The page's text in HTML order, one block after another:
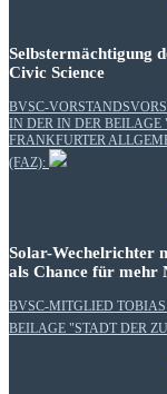
Selbstermächtigung
Civic Science
BVSC-
IN DER IN DER
FRANKFURTER
(FAZ):
Solar-Wechelrichter
als Chance für mehr
BVSC-MITGLIED
BEILAGE "STADT DER